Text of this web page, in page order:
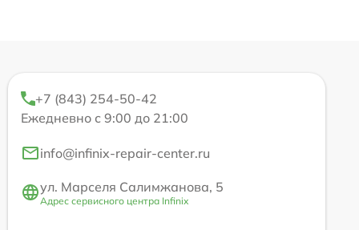
+7 (843) 254-50-42
Ежедневно с 9:00 до 21:00
info@infinix-repair-center.ru
ул. Марселя Салимжанова, 5
Адрес сервисного центра Infinix